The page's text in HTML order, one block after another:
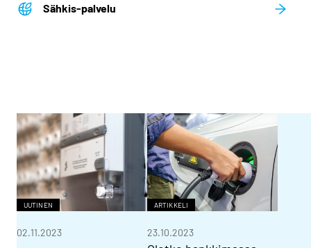
Sähkis-palvelu
UUTINEN
02.11.2023
ARTIKKELI
23.10.2023